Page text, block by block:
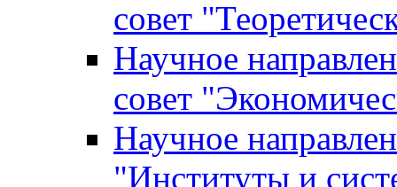
совет
Научное
совет
Научное
"Институты и